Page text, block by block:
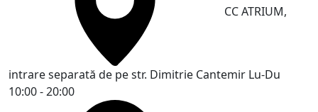
CC ATRIUM,
intrare separată de pe str. Dimitrie Cantemir Lu-Du
10:00 - 20:00